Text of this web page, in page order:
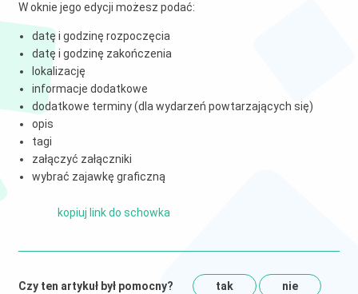
W oknie jego edycji możesz podać:
datę i godzinę rozpoczęcia
datę i godzinę zakończenia
lokalizację
informacje dodatkowe
dodatkowe terminy (dla wydarzeń powtarzających się)
opis
tagi
załączyć załączniki
wybrać zajawkę graficzną
kopiuj link do schowka
Czy ten artykuł był pomocny? tak nie